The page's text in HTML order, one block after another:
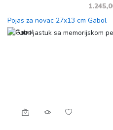
Pojas za novac 27x13 cm Gabol